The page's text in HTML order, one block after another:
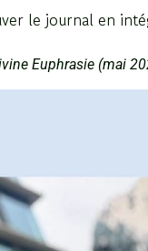
le journal en
Euphrasie (mai